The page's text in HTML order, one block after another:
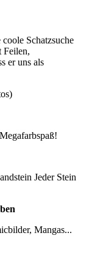
Schatzsuche
Feilen,
er uns als
Jeder Stein
Mangas...